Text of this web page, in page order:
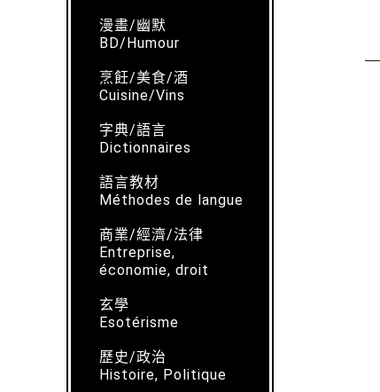
漫畫/幽默
BD/Humour
烹飪/美食/酒
Cuisine/Vins
字典/語言
Dictionnaires
語言教材
Méthodes de langue
商業/經濟/法律
Entreprise,
économie, droit
玄學
Esotérisme
歷史/政治
Histoire, Politique